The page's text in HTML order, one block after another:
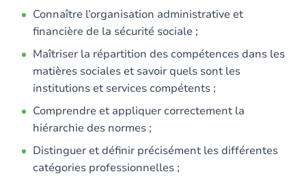
Connaître l’organisation administrative et
financière de la sécurité sociale ;
Maîtriser la répartition des compétences dans les
matières sociales et savoir quels sont les
institutions et services compétents ;
Comprendre et appliquer correctement la
hiérarchie des normes ;
Distinguer et définir précisément les différentes
catégories professionnelles ;